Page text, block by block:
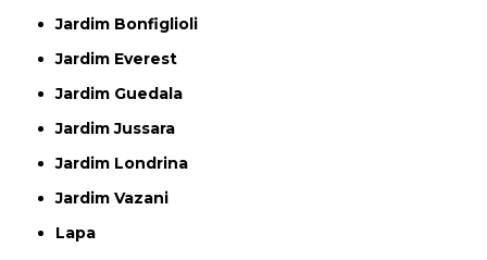
Jardim Bonfiglioli
Jardim Everest
Jardim Guedala
Jardim Jussara
Jardim Londrina
Jardim Vazani
Lapa